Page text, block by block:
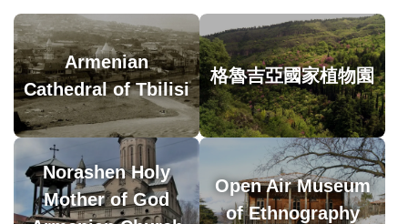
涉及適量步行；請選擇合適的鞋子
在所有天氣條件下運行；請穿著得體
Armenian
Cathedral of Tbilisi
格魯吉亞國家植物園
Norashen Holy
Mother of God
Open Air Museum
of Ethnography